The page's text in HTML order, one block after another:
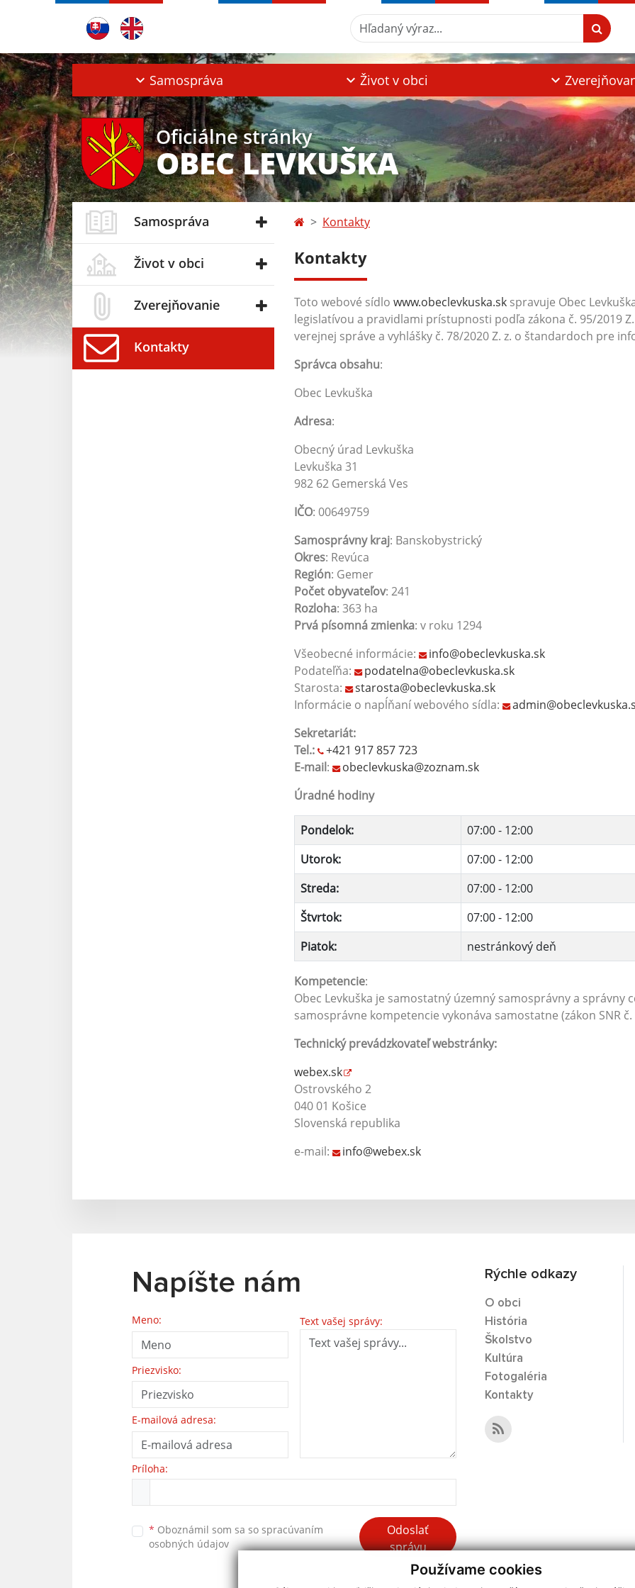
Používame cookies
Hľadaný výraz...
Samospráva Život v obci
Oficiálne stránky
OBEC LEVKUŠKA
Samospráva
Život v obci
Zverejňovanie
Kontakty
Kontakty
Kontakty
Toto webové sídlo www.obeclevkuska.sk spravuje Obec
legislatívou a pravidlami prístupnosti podľa zákona č. 95/2019
verejnej správe a vyhlášky č. 78/2020 Z. z. o štandardoch pre
Správca obsahu:
Obec Levkuška
Adresa:
Obecný úrad Levkuška
Levkuška 31
982 62 Gemerská Ves
IČO: 00649759
Samosprávny kraj: Banskobystrický
Okres: Revúca
Región: Gemer
Počet obyvateľov: 241
Rozloha: 363 ha
Prvá písomná zmienka: v roku 1294
Všeobecné informácie:
info@obeclevkuska.sk
Podateľňa:
podatelna@obeclevkuska.sk
Starosta:
starosta@obeclevkuska.sk
Informácie o napĺňaní webového sídla:
Sekretariát:
Tel.:
+421 917 857 723
E-mail:
obeclevkuska@zoznam.sk
Úradné hodiny
Pondelok:
07:00 - 12:00
Utorok:
07:00 - 12:00
Streda:
07:00 - 12:00
Štvrtok:
07:00 - 12:00
Piatok:
nestránkový deň
Kompetencie:
Obec Levkuška je samostatný územný samosprávny a správny
samosprávne kompetencie vykonáva samostatne (zákon SNR
Technický prevádzkovateľ webstránky:
webex.sk
Ostrovského 2
040 01 Košice
Slovenská republika
e-mail:
info@webex.sk
Napíšte nám
Meno:
Priezvisko:
E-mailová adresa:
Text vašej správy:
Príloha:
* Oboznámil som sa so spracúvaním
osobných údajov
Odoslať
správu
Rýchle odkazy
O obci
História
Školstvo
Kultúra
Fotogaléria
Kontakty